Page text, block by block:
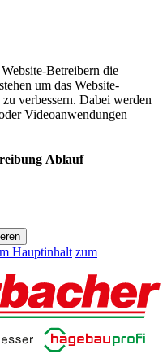
Betreibern die
um das Website-
verbessern. Dabei werden
Videoanwendungen
Ablauf
Hauptinhalt zum